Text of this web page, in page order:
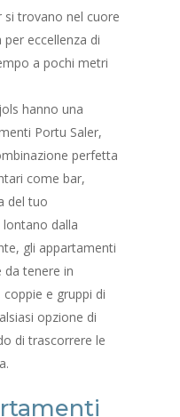
si trovano nel cuore
eccellenza di
a pochi metri
hanno una
Portu Saler,
perfetta
come bar,
del tuo
dalla
gli appartamenti
da tenere in
e gruppi di
opzione di
di trascorrere le